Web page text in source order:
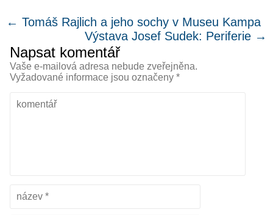
← Tomáš Rajlich a jeho sochy v Museu Kampa
Výstava Josef Sudek: Periferie →
Napsat komentář
Vaše e-mailová adresa nebude zveřejněna.
Vyžadované informace jsou označeny *